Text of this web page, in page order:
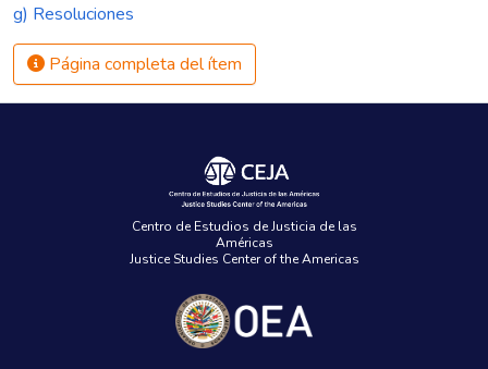
g) Resoluciones
Página completa del ítem
Centro de Estudios de Justicia de las
Américas
Justice Studies Center of the Americas